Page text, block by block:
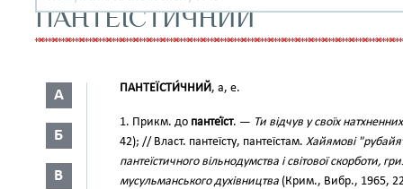
ПАНТЕЇСТИЧНИЙ
А
Б
В
ПАНТЕЇСТИ́ЧНИЙ, а, е.
1. Прикм. до пантеї́ст. — Ти відчув у своїх
42); // Власт. пантеїсту, пантеїстам. Хайямові
пантеїстичного вільнодумства і світової скорботи,
мусульманського духівництва (Крим., Вибр., 1965,